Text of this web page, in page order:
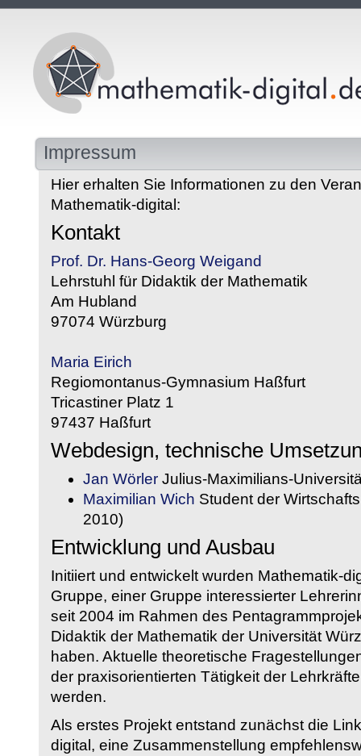
Impressum
Hier erhalten Sie Informationen zu den
Mathematik-digital:
Kontakt
Prof. Dr. Hans-Georg Weigand
Lehrstuhl für Didaktik der Mathematik
Am Hubland
97074 Würzburg
Maria Eirich
Regiomontanus-Gymnasium Haßfurt
Tricastiner Platz 1
97437 Haßfurt
Webdesign, technische
Jan Wörler Julius-Maximilians-
Maximilian Wich Student der
2010)
Entwicklung und Ausbau
Initiiert und entwickelt wurden Mathematik-
Gruppe, einer Gruppe interessierter
seit 2004 im Rahmen des
Didaktik der Mathematik der Universität
haben. Aktuelle theoretische
der praxisorientierten Tätigkeit der
werden.
Als erstes Projekt entstand zunächst die
digital, eine Zusammenstellung